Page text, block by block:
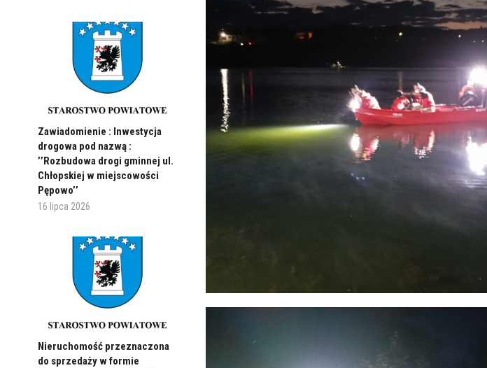
Zawiadomienie : Inwestycja
drogowa pod nazwą :
’’Rozbudowa drogi gminnej ul.
Chłopskiej w miejscowości
Pępowo’’
16 lipca 2026
Nieruchomość przeznaczona
do sprzedaży w formie